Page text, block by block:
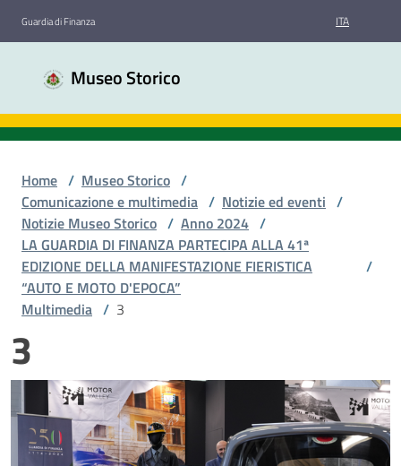
Guardia di Finanza ITA
Museo Storico
Storico
Guardia
di
Chi
siamo
Sale
espositive
Comunicazione
e
multimedia
Home / Museo Storico /
Comunicazione e multimedia / Notizie ed eventi /
Notizie Museo Storico / Anno 2024 /
LA GUARDIA DI FINANZA PARTECIPA ALLA 41ª
EDIZIONE DELLA MANIFESTAZIONE FIERISTICA
“AUTO E MOTO D'EPOCA”
/
Multimedia / 3
3